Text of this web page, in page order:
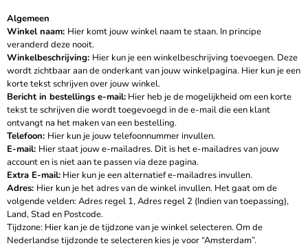
Algemeen
Winkel naam: Hier komt jouw winkel naam te staan. In principe
veranderd deze nooit.
Winkelbeschrijving: Hier kun je een winkelbeschrijving toevoegen. Deze
wordt zichtbaar aan de onderkant van jouw winkelpagina. Hier kun je een
korte tekst schrijven over jouw winkel.
Bericht in bestellings e-mail: Hier heb je de mogelijkheid om een korte
tekst te schrijven die wordt toegevoegd in de e-mail die een klant
ontvangt na het maken van een bestelling.
Telefoon: Hier kun je jouw telefoonnummer invullen.
E-mail: Hier staat jouw e-mailadres. Dit is het e-mailadres van jouw
account en is niet aan te passen via deze pagina.
Extra E-mail: Hier kun je een alternatief e-mailadres invullen.
Adres: Hier kun je het adres van de winkel invullen. Het gaat om de
volgende velden: Adres regel 1, Adres regel 2 (Indien van toepassing),
Land, Stad en Postcode.
Tijdzone: Hier kan je de tijdzone van je winkel selecteren. Om de
Nederlandse tijdzonde te selecteren kies je voor “Amsterdam”.